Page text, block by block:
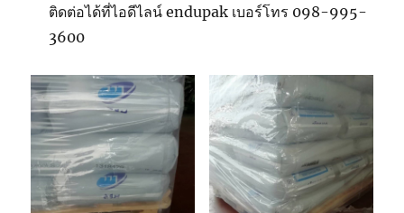
ติดต่อได้ที่ไอดีไลน์ endupak เบอร์โทร 098-995-
3600